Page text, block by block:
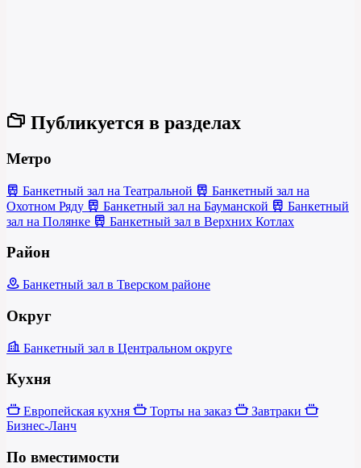
Публикуется в разделах
Метро
Банкетный зал на Театральной
Банкетный зал на
Охотном Ряду
Банкетный зал на Бауманской
Банкетный
зал на Полянке
Банкетный зал в Верхних Котлах
Район
Банкетный зал в Тверском районе
Округ
Банкетный зал в Центральном округе
Кухня
Европейская кухня Торты на заказ
Завтраки
Бизнес-Ланч
По вместимости